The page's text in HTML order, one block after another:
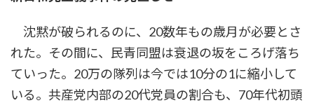
沈黙が破られるのに、20数年もの歳月が必要とさ
れた。その間に、民青同盟は衰退の坂をころげ落ち
ていった。20万の隊列は今では10分の1に縮小して
いる。共産党内部の20代党員の割合も、70年代初頭